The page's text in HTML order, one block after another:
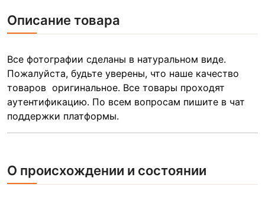
Описание товара
Все фотографии сделаны в натуральном виде.
Пожалуйста, будьте уверены, что наше качество
товаров оригинальное. Все товары проходят
аутентификацию. По всем вопросам пишите в чат
поддержки платформы.
О происхождении и состоянии